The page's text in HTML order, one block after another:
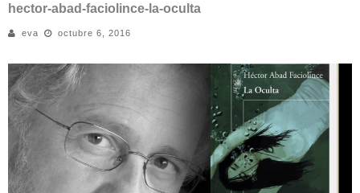
Marcelo Rubio | El llovedor
Diego Meret | Hotel Acapulco
Alejandra Correa | La nieve
hector-abad-faciolince-la-oculta
eva octubre 6, 2016